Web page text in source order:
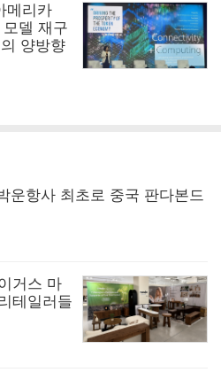
메리카
델 재구
양방향
운항사 최초로 중국 판다본드
거스 마
테일러들